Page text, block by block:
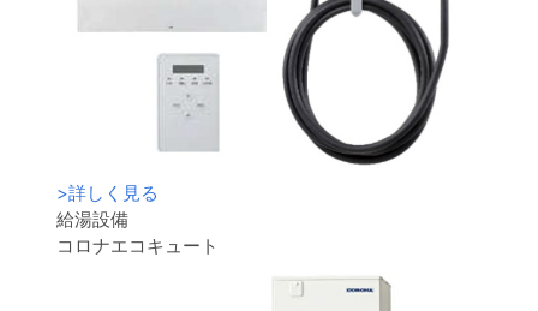
>詳しく見る
給湯設備
コロナエコキュート